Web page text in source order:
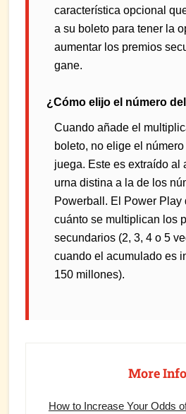
característica opcional
a su boleto para tener la
aumentar los premios
gane.
¿Cómo elijo el número
Cuando añade el
boleto, no elige el
juega. Este es extraído al
urna distina a la de los
Powerball. El Power Play
cuánto se multiplican los
secundarios (2, 3, 4 o 5
cuando el acumulado es
150 millones).
More Info
How to Increase Your Odds